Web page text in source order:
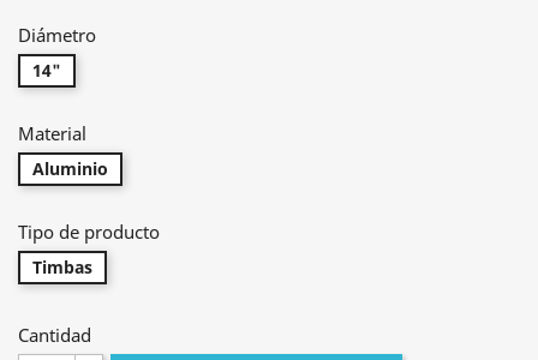
Diámetro
14"
Material
Aluminio
Tipo de producto
Timbas
Cantidad